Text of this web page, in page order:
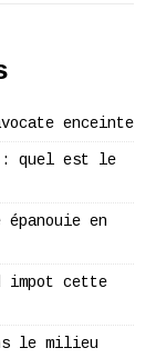
enceinte
: quel est le
en
impot cette
le milieu